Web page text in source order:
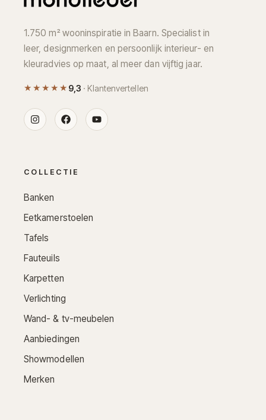
1.750 m² wooninspiratie in Baarn. Specialist in
leer, designmerken en persoonlijk interieur- en
kleuradvies op maat, al meer dan vijftig jaar.
★★★★★ 9,3 · Klantenvertellen
COLLECTIE
Banken
Eetkamerstoelen
Tafels
Fauteuils
Karpetten
Verlichting
Wand- & tv-meubelen
Aanbiedingen
Showmodellen
Merken